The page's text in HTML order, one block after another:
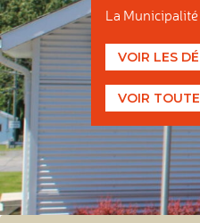
La
VOIR LES
VOIR